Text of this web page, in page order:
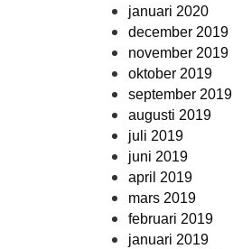
januari 2020
december 2019
november 2019
oktober 2019
september 2019
augusti 2019
juli 2019
juni 2019
april 2019
mars 2019
februari 2019
januari 2019